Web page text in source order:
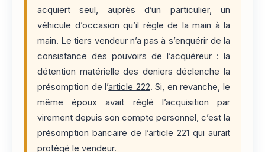
acquiert seul, auprès d’un particulier, un
véhicule d’occasion qu’il règle de la main à la
main. Le tiers vendeur n’a pas à s’enquérir de la
consistance des pouvoirs de l’acquéreur : la
détention matérielle des deniers déclenche la
présomption de l’article 222. Si, en revanche, le
même époux avait réglé l’acquisition par
virement depuis son compte personnel, c’est la
présomption bancaire de l’article 221 qui aurait
protégé le vendeur.